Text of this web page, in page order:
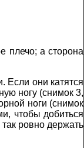
плечо; а сторона
Если они катятся
ногу (снимок 3,
ноги (снимок
чтобы добиться
ровно держать